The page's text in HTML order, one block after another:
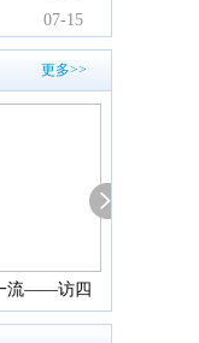
有限公司
07-15
更多>>
流——访四
程有限公司